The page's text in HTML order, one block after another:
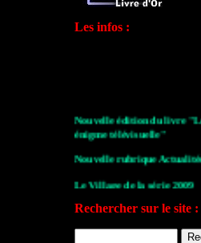
Les infos :
énigme télévisuelle"
Les archives de John Drake
Le plan du site
Rechercher sur le site :